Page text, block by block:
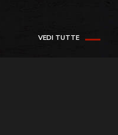
VEDI TUTTE